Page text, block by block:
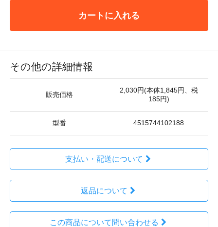
カートに入れる
その他の詳細情報
販売価格
2,030円(本体1,845円、税
185円)
型番 4515744102188
支払い・配送について
返品について
この商品について問い合わせる